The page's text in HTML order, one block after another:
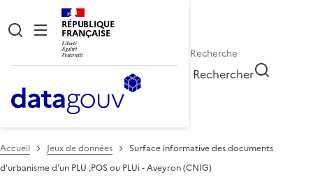
RÉPUBLIQUE
FRANÇAISE
Rechercher
Accueil Jeux de données
Surface informative des documents
d'urbanisme d'un PLU ,POS ou PLUi - Aveyron (CNIG)